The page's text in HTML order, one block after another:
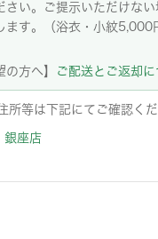
さい。ご提示いただけな
ます。（浴衣・小紋5,000
の方へ】
ご配送とご返却に
所等は下記にてご確認くだ
座店